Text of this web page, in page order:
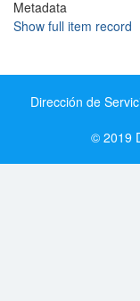
Metadata
Show full item record
Dirección de
© 2019